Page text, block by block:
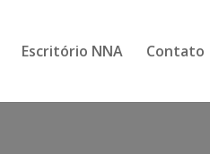
Escritório NNA Contato